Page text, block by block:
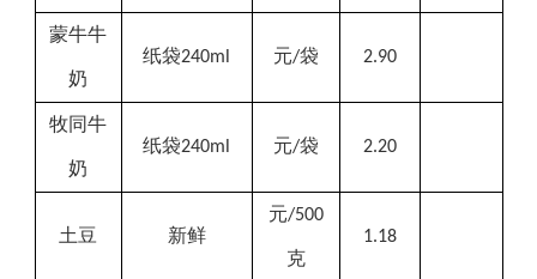
蒙牛牛
奶
纸袋240ml 元/袋 2.90
牧同牛
奶
纸袋240ml 元/袋 2.20
土豆 新鲜
元/500
克
1.18